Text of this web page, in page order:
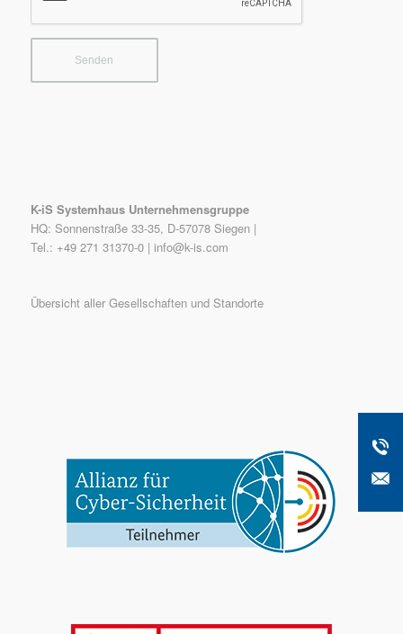
K-iS Systemhaus Unternehmensgruppe
HQ: Sonnenstraße 33-35, D-57078 Siegen |
Tel.: +49 271 31370-0 | info@k-is.com
Übersicht aller Gesellschaften und Standorte